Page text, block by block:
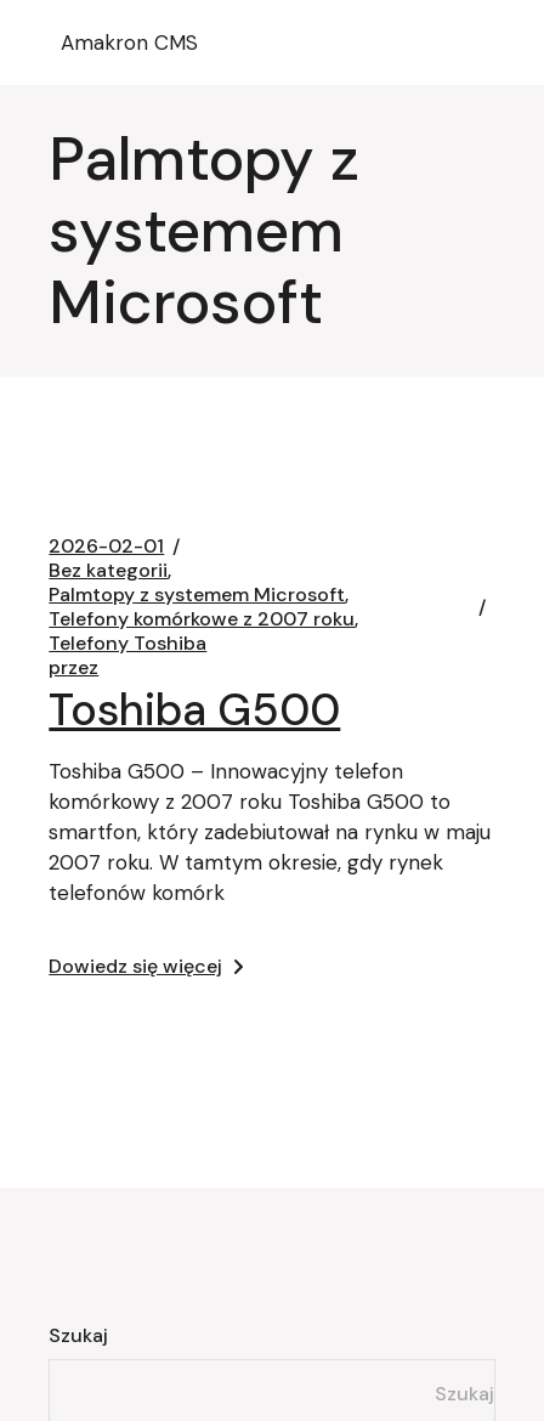
Amakron CMS
Palmtopy z
systemem
Microsoft
2026-02-01
Bez kategorii
Palmtopy z systemem Microsoft
Telefony komórkowe z 2007 roku
Telefony Toshiba
przez
Toshiba G500
Toshiba G500 – Innowacyjny telefon
komórkowy z 2007 roku Toshiba G500 to
smartfon, który zadebiutował na rynku w maju
2007 roku. W tamtym okresie, gdy rynek
telefonów komórk
Dowiedz się więcej
Szukaj
Szukaj